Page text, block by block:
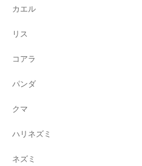
カエル
リス
コアラ
パンダ
クマ
ハリネズミ
ネズミ